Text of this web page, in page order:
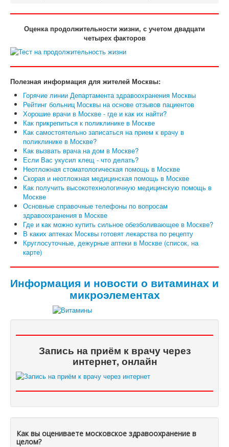
Оценка продолжительности жизни, с учетом двадцати
четырех факторов
Полезная информация для жителей Москвы:
Горячие линии Департамента здравоохранения Москвы
Рейтинг больниц Москвы на основе отзывов пациентов
Хорошие врачи в Москве - где и как их найти?
Как прикрепиться к поликлинике в Москве
Как самостоятельно записаться на прием к врачу в
поликлинике в Москве?
Как вызвать врача на дом в Москве?
Если Вас укусил клещ - что делать?
Неотложная стоматологическая помощь в Москве
Скорая и неотложная медицинская помощь в Москве
Как получить высокотехнологичную медицинскую помощь в
Москве
Основные справочные телефоны по вопросам
здравоохранения в Москве
Где и как можно купить сильное обезболивающее в Москве?
В каких аптеках Москвы готовят лекарства по рецепту
Круглосуточные, дежурные аптеки в Москве (список, на
карте)
Информация и новости о витаминах и
микроэлементах
Запись на приём к врачу через
интернет, онлайн
Как вы оцениваете московское здравоохранение в
целом?